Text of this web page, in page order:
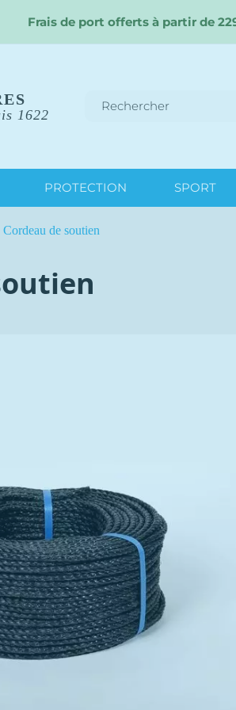
Frais de port offerts à partir de
1622
PROTECTION SPORT
Cordeau de soutien